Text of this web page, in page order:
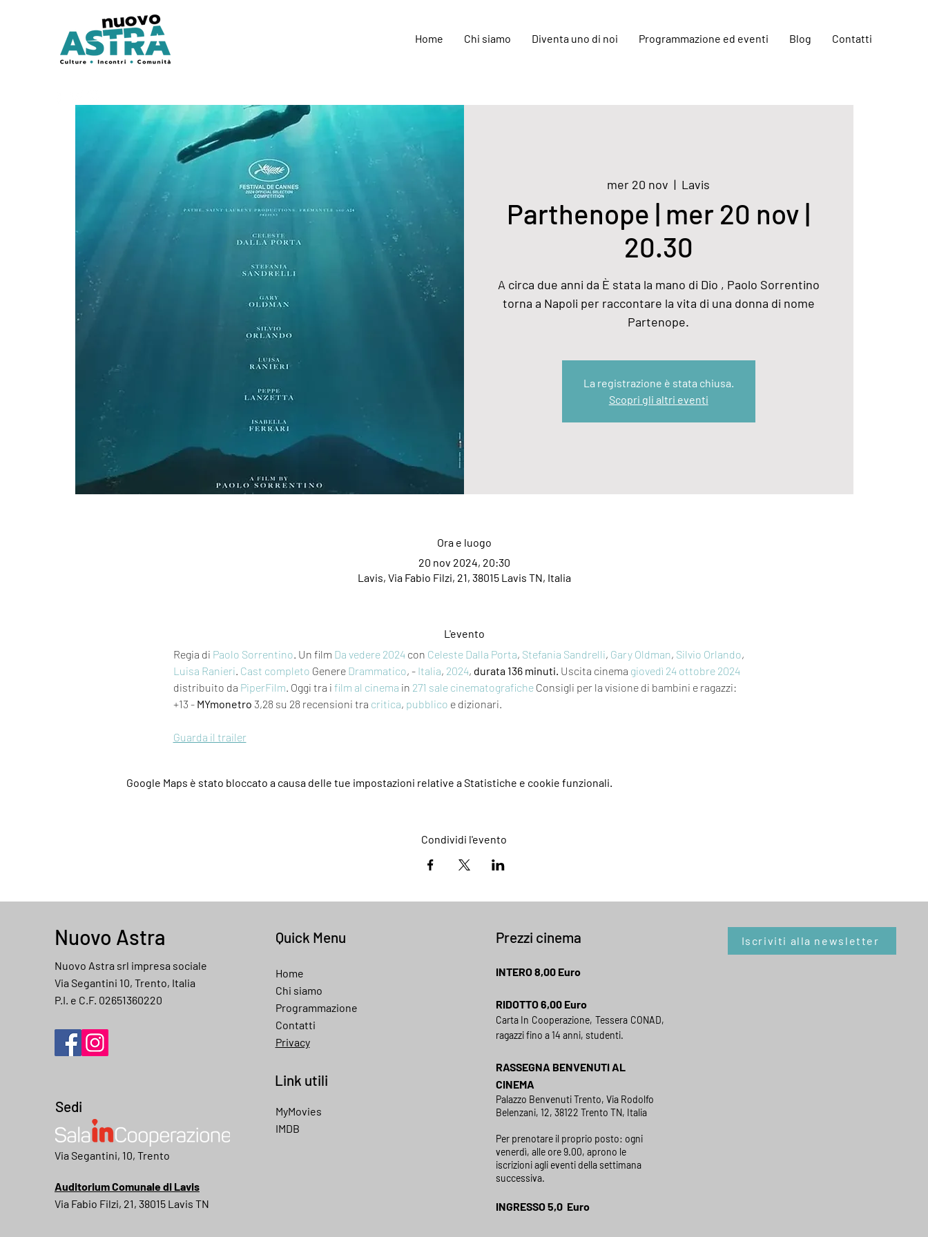
Home Chi siamo Diventa uno di noi Programmazione ed eventi Blog Contatti
mer 20 nov
  |
Lavis
Parthenope | mer 20 nov |
20.30
A circa due anni da È stata la mano di Dio , Paolo Sorrentino
torna a Napoli per raccontare la vita di una donna di nome
Partenope.
La registrazione è stata chiusa.
Scopri gli altri eventi
Ora e luogo
20 nov 2024, 20:30
Lavis, Via Fabio Filzi, 21, 38015 Lavis TN, Italia
L'evento
Regia di Paolo Sorrentino . Un film Da vedere 2024 con Celeste Dalla Porta, Stefania Sandrelli, Gary Oldman, Silvio Orlando,
Luisa Ranieri Cast completo Genere Drammatico, - Italia, 2024, durata 136 minuti. Uscita cinema giovedì 24 ottobre 2024
distribuito da PiperFilm . Oggi tra i film al cinema in 271 sale cinematografiche Consigli per la visione di bambini e ragazzi:
+13 - MYmonetro 3,28 su 28 recensioni tra critica, pubblico e dizionari.
Guarda il trailer
Google Maps è stato bloccato a causa delle tue impostazioni relative a Statistiche e cookie funzionali.
Condividi l'evento
Nuovo Astra
Nuovo Astra srl impresa sociale
Via Segantini 10, Trento, Italia
P.I. e C.F. 02651360220
Sedi
Via Segantini, 10, Trento
Auditorium Comunale di Lavis
Via Fabio Filzi, 21, 38015 Lavis TN
Quick Menu
Home
Chi siamo
Programmazione
Contatti
Privacy
Link utili
MyMovies
IMDB
Prezzi cinema
INTERO 8,00 Euro
RIDOTTO 6,00 Euro
Carta In Cooperazione, Tessera CONAD,
ragazzi fino a 14 anni, studenti.
RASSEGNA BENVENUTI AL
CINEMA
Palazzo Benvenuti Trento, Via Rodolfo
Belenzani, 12, 38122 Trento TN, Italia
Per prenotare il proprio posto: ogni
venerdì, alle ore 9.00, aprono le
iscrizioni agli eventi della settimana
successiva.
INGRESSO 5,0 Euro
Iscriviti alla newsletter